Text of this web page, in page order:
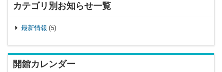
カテゴリ別お知らせ一覧
最新情報 (5)
開館カレンダー